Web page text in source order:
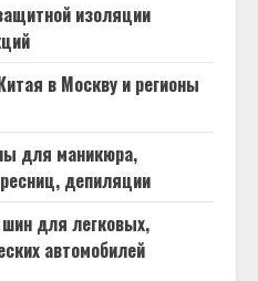
изоляции
в Москву и регионы
для маникюра,
депиляции
для легковых,
автомобилей